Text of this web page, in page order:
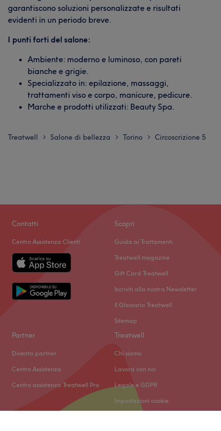
garantiscono soluzioni personalizzate e risultati
evidenti in un periodo breve.
I punti forti del salone:
Ambiente: moderno e luminoso, con pareti
bianche e grigie.
Specializzato in: epilazione, massaggi,
trattamenti viso e corpo, manicure, pedicure.
Marche e prodotti utilizzati: Beauty Spa.
Treatwell > Salone di bellezza > Torino > Circoscrizione 5
Contatti
Centro Assistenza Clienti
Scopri
Guida ai Trattamenti
Treatwell magazine
Gift Card Treatwell
Iscriviti alla nostra Newsletter
Il Glossario Treatwell
Sitemap
Partner
Diventa partner
Centro Assistenza
Centro assistenza Treatwell Pro
Treatwell
Chi siamo
Lavora con noi
Legale e GDPR
Impostazioni cookie